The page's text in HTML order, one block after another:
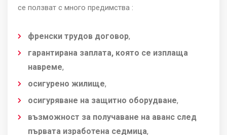
се ползват с много предимства :
френски трудов договор,
гарантирана заплата, която се изплаща
навреме,
осигурено жилище,
осигуряване на защитно оборудване,
възможност за получаване на аванс след
първата изработена седмица,